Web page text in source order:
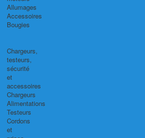
Allumages
Accessoires
Bougies
Chargeurs,
testeurs,
sécurité
et
accessoires
Chargeurs
Alimentations
Testeurs
Cordons
et